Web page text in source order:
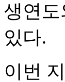
생연
있다.
이번